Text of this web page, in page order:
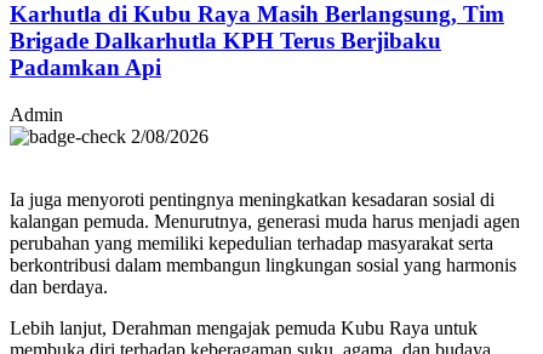
Karhutla di Kubu Raya Masih Berlangsung, Tim
Brigade Dalkarhutla KPH Terus Berjibaku
Padamkan Api
Admin
2/08/2026
Ia juga menyoroti pentingnya meningkatkan kesadaran sosial di
kalangan pemuda. Menurutnya, generasi muda harus menjadi agen
perubahan yang memiliki kepedulian terhadap masyarakat serta
berkontribusi dalam membangun lingkungan sosial yang harmonis
dan berdaya.
Lebih lanjut, Derahman mengajak pemuda Kubu Raya untuk
membuka diri terhadap keberagaman suku, agama, dan budaya.